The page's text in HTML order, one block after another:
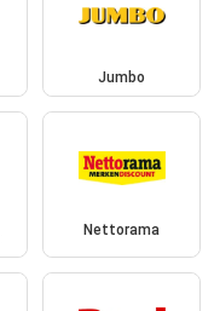
Jumbo
Nettorama